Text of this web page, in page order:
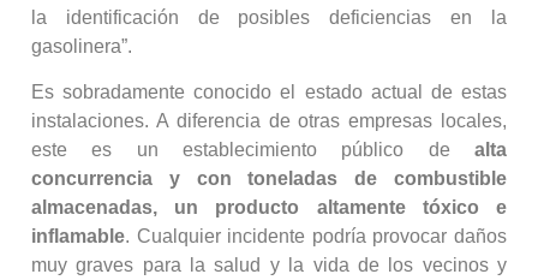
la identificación de posibles deficiencias en la
gasolinera”.
Es sobradamente conocido el estado actual de estas
instalaciones. A diferencia de otras empresas locales,
este es un establecimiento público de alta
concurrencia y con toneladas de combustible
almacenadas, un producto altamente tóxico e
inflamable. Cualquier incidente podría provocar daños
muy graves para la salud y la vida de los vecinos y